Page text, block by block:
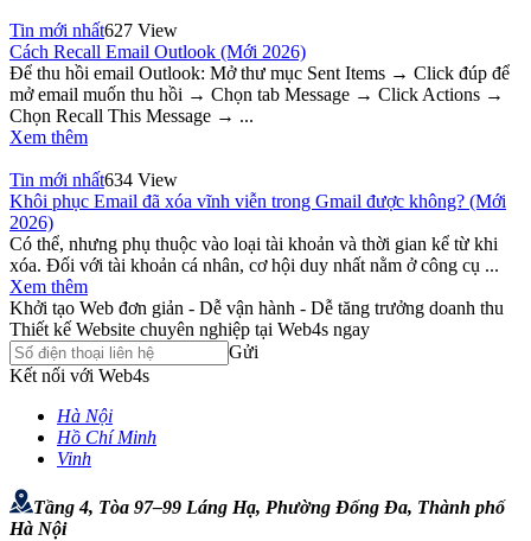
Tin mới nhất627 View
Cách Recall Email Outlook (Mới 2026)
Để thu hồi email Outlook: Mở thư mục Sent Items → Click đúp để
mở email muốn thu hồi → Chọn tab Message → Click Actions →
Chọn Recall This Message → ...
Xem thêm
Tin mới nhất634 View
Khôi phục Email đã xóa vĩnh viễn trong Gmail được không? (Mới
2026)
Có thể, nhưng phụ thuộc vào loại tài khoản và thời gian kể từ khi
xóa. Đối với tài khoản cá nhân, cơ hội duy nhất nằm ở công cụ ...
Xem thêm
Khởi tạo Web đơn giản - Dễ vận hành - Dễ tăng trưởng doanh thu
Thiết kế Website chuyên nghiệp tại Web4s ngay
Gửi
Kết nối với Web4s
Hà Nội
Hồ Chí Minh
Vinh
Tầng 4, Tòa 97–99 Láng Hạ, Phường Đống Đa, Thành phố
Hà Nội